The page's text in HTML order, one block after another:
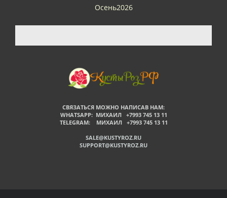
Осень2026
СВЯЗАТЬСЯ МОЖНО НАПИСАВ НАМ:
WHATSAPP: МИХАИЛ +7993 745 13 11
TELEGRAM: МИХАИЛ +7993 745 13 11
SALE@KUSTYROZ.RU
SUPPORT@KUSTYROZ.RU